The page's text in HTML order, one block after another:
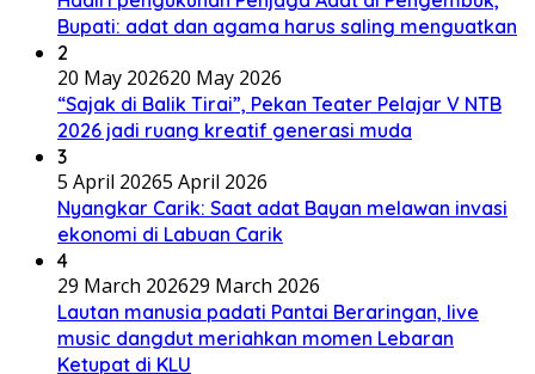
Bupati: adat dan agama harus saling menguatkan
2
20 May 202620 May 2026
“Sajak di Balik Tirai”, Pekan Teater Pelajar V NTB
2026 jadi ruang kreatif generasi muda
3
5 April 20265 April 2026
Nyangkar Carik: Saat adat Bayan melawan invasi
ekonomi di Labuan Carik
4
29 March 202629 March 2026
Lautan manusia padati Pantai Beraringan, live
music dangdut meriahkan momen Lebaran
Ketupat di KLU